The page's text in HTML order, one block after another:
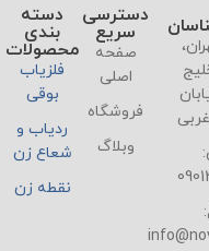
دسترسی
سریع
صفحه
اصلی
فروشگاه
وبلاگ
دسته
بندی
محصولات
فلزیاب
بوقی
ردیاب و
شعاع زن
نقطه زن